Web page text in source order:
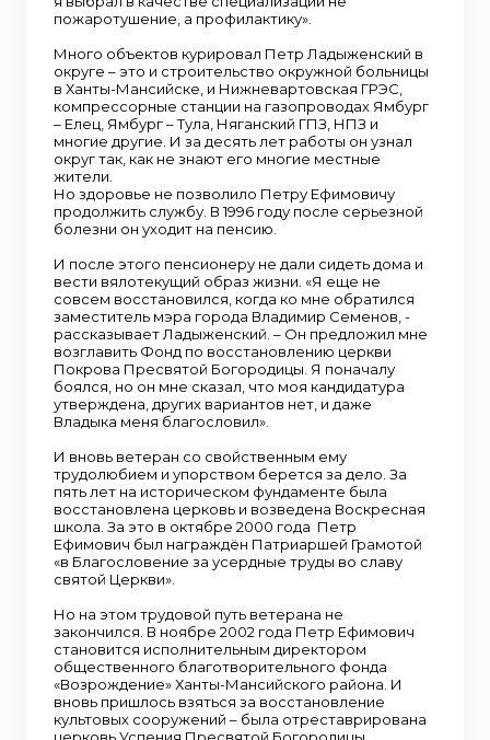
пожаротушение, а профилактику».
Много объектов курировал Петр Ладыженский в
округе – это и строительство окружной больницы
в Ханты-Мансийске, и Нижневартовская ГРЭС,
компрессорные станции на газопроводах Ямбург
– Елец, Ямбург – Тула, Няганский ГПЗ, НПЗ и
многие другие. И за десять лет работы он узнал
округ так, как не знают его многие местные
жители.
Но здоровье не позволило Петру Ефимовичу
продолжить службу. В 1996 году после серьезной
болезни он уходит на пенсию.
И после этого пенсионеру не дали сидеть дома и
вести вялотекущий образ жизни. «Я еще не
совсем восстановился, когда ко мне обратился
заместитель мэра города Владимир Семенов, -
рассказывает Ладыженский. – Он предложил мне
возглавить Фонд по восстановлению церкви
Покрова Пресвятой Богородицы. Я поначалу
боялся, но он мне сказал, что моя кандидатура
утверждена, других вариантов нет, и даже
Владыка меня благословил».
И вновь ветеран со свойственным ему
трудолюбием и упорством берется за дело. За
пять лет на историческом фундаменте была
восстановлена церковь и возведена Воскресная
школа. За это в октябре 2000 года Петр
Ефимович был награждён Патриаршей Грамотой
«в Благословение за усердные труды во славу
святой Церкви».
Но на этом трудовой путь ветерана не
закончился. В ноябре 2002 года Петр Ефимович
становится исполнительным директором
общественного благотворительного фонда
«Возрождение» Ханты-Мансийского района. И
вновь пришлось взяться за восстановление
культовых сооружений – была отреставрирована